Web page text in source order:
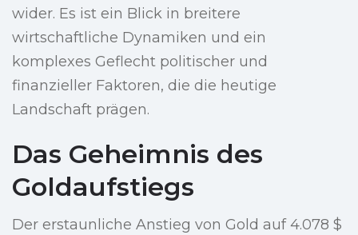
wider. Es ist ein Blick in breitere
wirtschaftliche Dynamiken und ein
komplexes Geflecht politischer und
finanzieller Faktoren, die die heutige
Landschaft prägen.
Das Geheimnis des
Goldaufstiegs
Der erstaunliche Anstieg von Gold auf 4.078 $